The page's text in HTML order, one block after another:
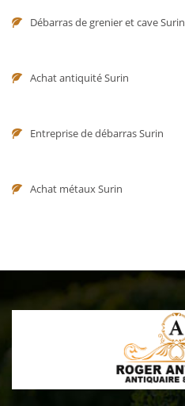
Débarras de grenier et cave Surin
Achat antiquité Surin
Entreprise de débarras Surin
Achat métaux Surin